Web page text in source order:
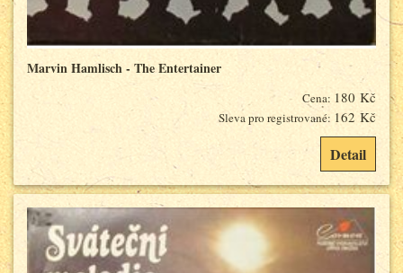
Marvin Hamlisch - The Entertainer
Cena: 180 Kč
Sleva pro registrované: 162 Kč
Detail